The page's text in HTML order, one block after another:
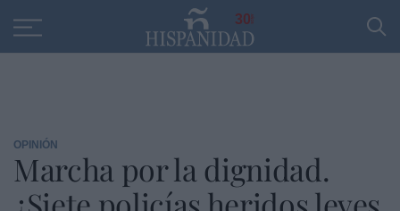
30
OPINIÓN
Marcha por la dignidad.